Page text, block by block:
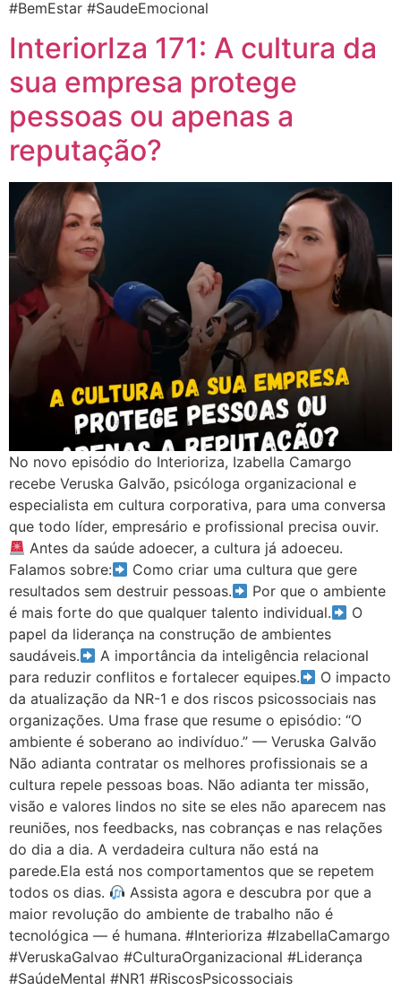
#BemEstar #SaudeEmocional
InteriorIza 171: A cultura da
sua empresa protege
pessoas ou apenas a
reputação?
No novo episódio do Interioriza, Izabella Camargo
recebe Veruska Galvão, psicóloga organizacional e
especialista em cultura corporativa, para uma conversa
que todo líder, empresário e profissional precisa ouvir.
Antes da saúde adoecer, a cultura já adoeceu.
Falamos sobre:
Como criar uma cultura que gere
resultados sem destruir pessoas.
Por que o ambiente
é mais forte do que qualquer talento individual.
O
papel da liderança na construção de ambientes
saudáveis.
A importância da inteligência relacional
para reduzir conflitos e fortalecer equipes.
O impacto
da atualização da NR-1 e dos riscos psicossociais nas
organizações. Uma frase que resume o episódio: “O
ambiente é soberano ao indivíduo.” — Veruska Galvão
Não adianta contratar os melhores profissionais se a
cultura repele pessoas boas. Não adianta ter missão,
visão e valores lindos no site se eles não aparecem nas
reuniões, nos feedbacks, nas cobranças e nas relações
do dia a dia. A verdadeira cultura não está na
parede.Ela está nos comportamentos que se repetem
todos os dias.
Assista agora e descubra por que a
maior revolução do ambiente de trabalho não é
tecnológica — é humana. #Interioriza #IzabellaCamargo
#VeruskaGalvao #CulturaOrganizacional #Liderança
#SaúdeMental #NR1 #RiscosPsicossociais